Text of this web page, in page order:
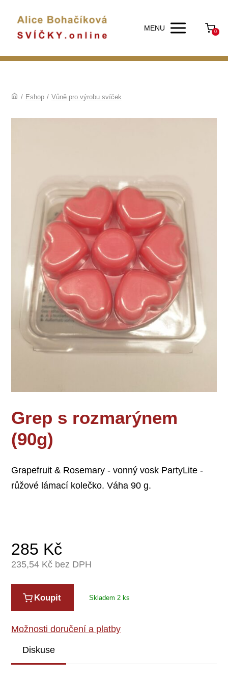
MENU 0
/ Eshop / Vůně pro výrobu svíček
Grep s rozmarýnem
(90g)
Grapefruit & Rosemary - vonný vosk PartyLite -
růžové lámací kolečko. Váha 90 g.
285 Kč
235,54 Kč bez DPH
Koupit Skladem 2 ks
Možnosti doručení a platby
Diskuse